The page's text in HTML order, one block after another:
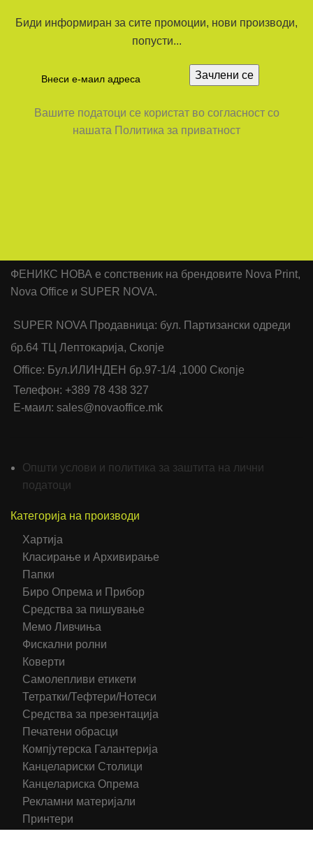
Биди информиран за сите промоции, нови производи,
попусти...
Вашите податоци се користат во согласност со
нашата Политика за приватност
ФЕНИКС НОВА е сопственик на брендовите Nova Print,
Nova Office и SUPER NOVA.
SUPER NOVA Продавница: бул. Партизански одреди
бр.64 ТЦ Лептокарија, Скопје
Office: Бул.ИЛИНДЕН бр.97-1/4 ,1000 Скопје
Телефон: +389 78 438 327
Е-маил: sales@novaoffice.mk
Општи услови и политика за заштита на лични
податоци
Категорија на производи
Хартија
Класирање и Архивирање
Папки
Биро Опрема и Прибор
Средства за пишување
Мемо Ливчиња
Фискални ролни
Коверти
Самолепливи етикети
Тетратки/Тефтери/Нотеси
Средства за презентација
Печатени обрасци
Компјутерска Галантерија
Канцелариски Столици
Канцелариска Опрема
Рекламни материјали
Принтери